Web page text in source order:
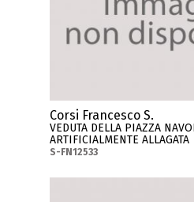
Corsi Francesco S.
VEDUTA DELLA PIAZZA
ARTIFICIALMENTE ALLAGATA
S-FN12533